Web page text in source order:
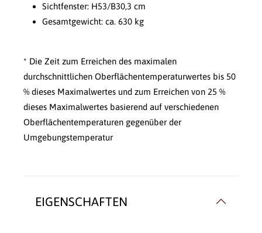
Sichtfenster: H53/B30,3 cm
Gesamtgewicht: ca. 630 kg
* Die Zeit zum Erreichen des maximalen
durchschnittlichen Oberflächentemperaturwertes bis 50
% dieses Maximalwertes und zum Erreichen von 25 %
dieses Maximalwertes basierend auf verschiedenen
Oberflächentemperaturen gegenüber der
Umgebungstemperatur
EIGENSCHAFTEN